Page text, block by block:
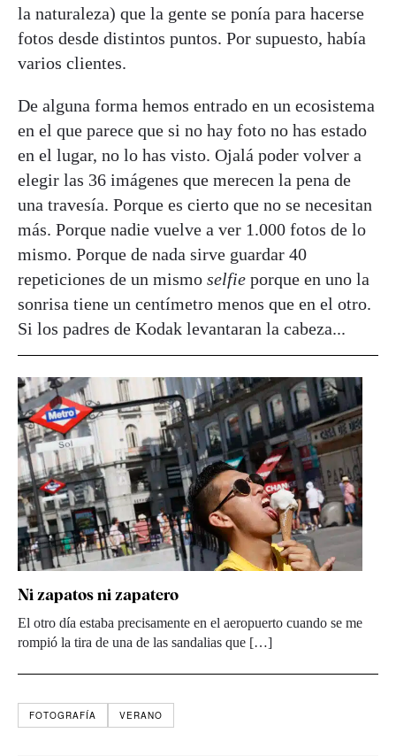
la naturaleza) que la gente se ponía para hacerse
fotos desde distintos puntos. Por supuesto, había
varios clientes.
De alguna forma hemos entrado en un ecosistema
en el que parece que si no hay foto no has estado
en el lugar, no lo has visto. Ojalá poder volver a
elegir las 36 imágenes que merecen la pena de
una travesía. Porque es cierto que no se necesitan
más. Porque nadie vuelve a ver 1.000 fotos de lo
mismo. Porque de nada sirve guardar 40
repeticiones de un mismo selfie porque en uno la
sonrisa tiene un centímetro menos que en el otro.
Si los padres de Kodak levantaran la cabeza...
Ni zapatos ni zapatero
El otro día estaba precisamente en el aeropuerto cuando se me
rompió la tira de una de las sandalias que […]
FOTOGRAFÍA VERANO